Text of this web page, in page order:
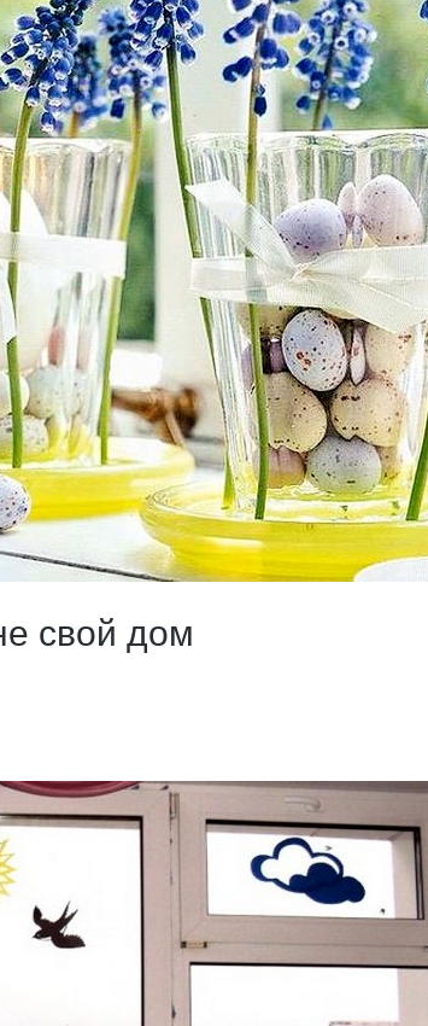
свой дом